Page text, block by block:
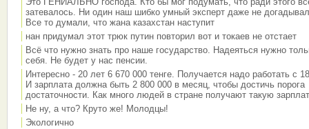
затевалось. Ни один наш шибко умный эксперт даже не
Все то думали, что жана казахстан наступит
нан придумал этот трюк путин повторил вот и токаев не отстает
Всё что нужно знать про наше государство. Надеяться нужно
себя. Не будет у нас пенсии.
Интересно - 20 лет 6 670 000 тенге. Получается надо работать с
И зарплата должна быть 2 800 000 в месяц, чтобы достичь порога
достаточности. Как много людей в стране получают такую
Не ну, а что? Круто же! Молодцы!
Экологично